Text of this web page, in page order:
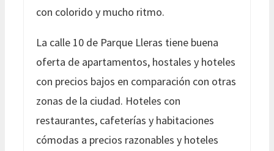
con colorido y mucho ritmo.
La calle 10 de Parque Lleras tiene buena
oferta de apartamentos, hostales y hoteles
con precios bajos en comparación con otras
zonas de la ciudad. Hoteles con
restaurantes, cafeterías y habitaciones
cómodas a precios razonables y hoteles